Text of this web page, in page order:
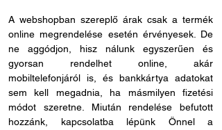
A webshopban szereplő árak csak a termék
online megrendelése esetén érvényesek. De
ne aggódjon, hisz nálunk egyszerűen és
gyorsan rendelhet online, akár
mobiltelefonjáról is, és bankkártya adatokat
sem kell megadnia, ha másmilyen fizetési
módot szeretne. Miután rendelése befutott
hozzánk, kapcsolatba lépünk Önnel a